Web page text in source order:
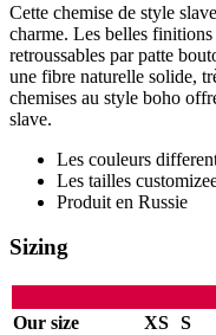
Cette chemise de style
charme. Les belles
retroussables par patte
une fibre naturelle solide,
chemises au style boho
slave.
Les couleurs
Les tailles
Produit en Russie
Sizing
Our size
XS S